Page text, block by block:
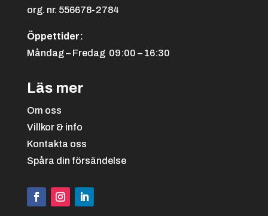
org. nr. 556678-2784
Öppettider:
Måndag – Fredag 09:00 – 16:30
Läs mer
Om oss
Villkor & info
Kontakta oss
Spåra din försändelse